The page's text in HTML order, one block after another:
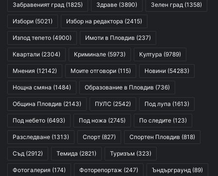
Забравеният град (1825) Здраве (3890) Зелен град (1358)
Избори (5021) Избор на редактора (2415)
Изпод тепето (4900) Имоти в Пловдив (237)
Квартали (2304) Криминале (5973) Култура (9789)
Мнения (12142) Моите отговори (115) Новини (54283)
Нощна смяна (1484) Образование в Пловдив (736)
Община Пловдив (2143) ПУЛС (2542) Под лупа (1613)
Под небето (6493) Под ножа (2745) По следите (123)
Разследване (1313) Спорт (827) Спортен Пловдив (818)
Съд (2912) Темида (2821) Туризъм (323)
Фотогалерия (174) Фоторепортаж (247) Ъндърграунд (89)